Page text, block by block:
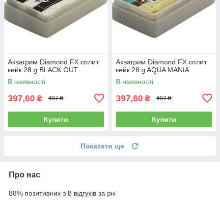
Аквагрим Diamond FX cплит
кейк 28 g BLACK OUT
В наявності
397,60 ₴ 497 ₴
Купити
Аквагрим Diamond FX cплит
кейк 28 g AQUA MANIA
В наявності
397,60 ₴ 497 ₴
Купити
Показати ще
Про нас
88% позитивних з 8 відгуків за рік